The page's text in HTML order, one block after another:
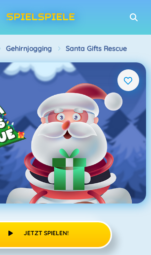
Gehirnjogging Santa Gifts Rescue
JETZT SPIELEN!